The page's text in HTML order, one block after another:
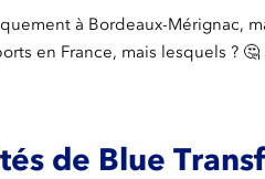
à Bordeaux-Mérignac,
en France, mais lesquels ? 🤔
de Blue